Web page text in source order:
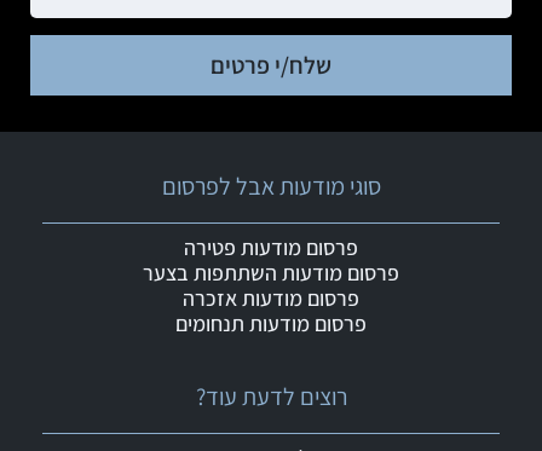
שלח/י פרטים
רוצים לדעת עוד?
סוגי מודעות אבל לפרסום
פרסום מודעות פטירה
פרסום מודעות השתתפות בצער
פרסום מודעות אזכרה
פרסום מודעות תנחומים